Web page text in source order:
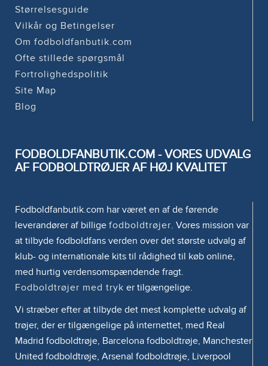
Størrelsesguide
Vilkår og Betingelser
Om fodboldfanbutik.com
Ofte stillede spørgsmål
Fortrolighedspolitik
Site Map
Blog
FODBOLDFANBUTIK.COM - VORES UDVALG
AF FODBOLDTRØJER AF HØJ KVALITET
Fodboldfanbutik.com har været en af de førende
leverandører af billige fodboldtrøjer. Vores mission var
at tilbyde fodboldfans verden over det største udvalg af
klub- og internationale kits til rådighed til køb online,
med hurtig verdensomspændende fragt.
Fodboldtrøjer med tryk er tilgængelige.
Vi stræber efter at tilbyde det mest komplette udvalg af
trøjer, der er tilgængelige på internettet, med Real
Madrid fodboldtrøje, Barcelona fodboldtrøje, Manchester
United fodboldtrøje, Arsenal fodboldtrøje, Liverpool